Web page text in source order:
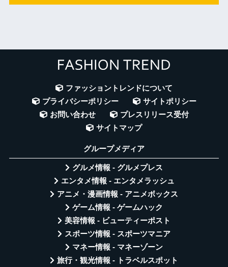
ファッショントレンドについて
プライバシーポリシー
サイトポリシー
お問い合わせ
プレスリリース受付
サイトマップ
グループメディア
グルメ情報 - グルメプレス
エンタメ情報 - エンタメラッシュ
アニメ・漫画情報 - アニメボックス
ゲーム情報 - ゲームハック
美容情報 - ビューティーポスト
スポーツ情報 - スポーツマニア
マネー情報 - マネーゾーン
旅行・観光情報 - トラベルスポット